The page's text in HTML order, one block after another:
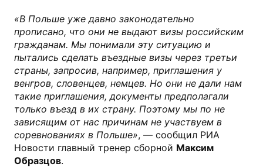
«В Польше уже давно законодательно
прописано, что они не выдают визы российским
гражданам. Мы понимали эту ситуацию и
пытались сделать въездные визы через третьи
страны, запросив, например, приглашения у
венгров, словенцев, немцев. Но они не дали нам
такие приглашения, документы предполагали
только въезд в их страну. Поэтому мы по не
зависящим от нас причинам не участвуем в
соревнованиях в Польше», — сообщил РИА
Новости главный тренер сборной Максим
Образцов.